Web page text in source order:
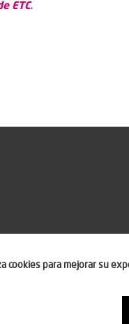
ETC.
cookies para mejorar su